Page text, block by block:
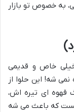
به خصوص تو بازار
خیلی خاص و قدیمی
نمی شه! این حلوا از
قهوه ای تیره اش،
که باعث می شه